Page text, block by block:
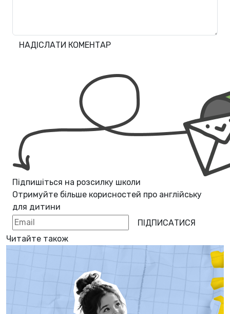
НАДІСЛАТИ КОМЕНТАР
Підпишіться на розсилку школи
Отримуйте більше корисностей про англійську
для дитини
ПІДПИСАТИСЯ
Читайте також